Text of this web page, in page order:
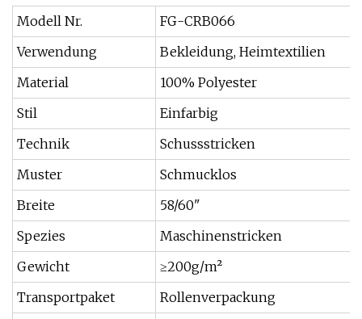
Modell Nr.
FG-CRB066
Verwendung
Bekleidung, Heimtextilien
Material
100% Polyester
Stil
Einfarbig
Technik
Schussstricken
Muster
Schmucklos
Breite
58/60"
Spezies
Maschinenstricken
Gewicht
≥200g/m²
Transportpaket
Rollenverpackung